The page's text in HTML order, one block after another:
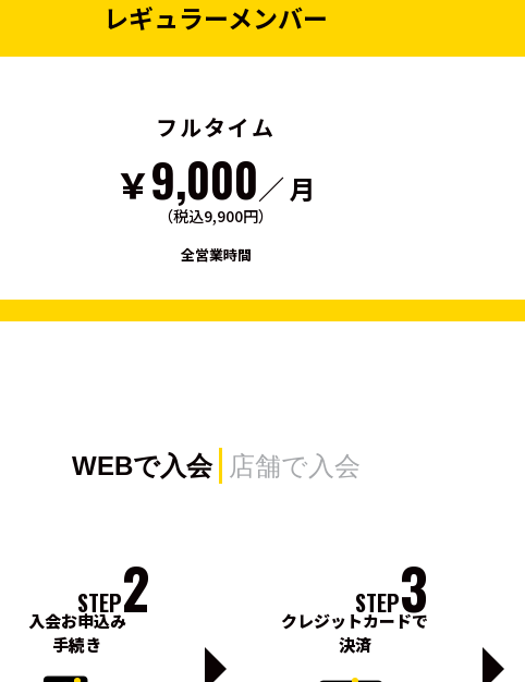
レギュラーメンバー
フルタイム
￥9,000／ 月
（税込9,900円）
全営業時間
WEBで入会 店舗で入会
STEP2
入会お申込み
手続き
STEP3
クレジットカードで
決済